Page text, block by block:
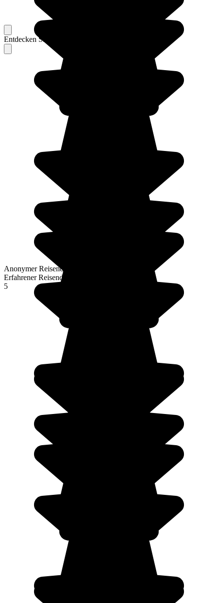
Entdecken Sie Berichte unserer erfahrenen Reisenden
Anonymer Reisender
Erfahrener Reisender
5